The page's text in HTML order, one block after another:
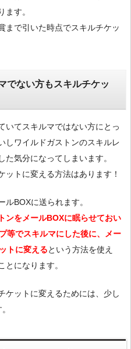
ます。
まで引いた時点でスキルチケッ
でない方もスキルチケッ
いてスキルマではない方にとっ
しワイルドガストンのスキルレ
気分になってしまいます。
トに変える方法はあります！
BOXに送られます。
ンをメールBOXに眠らせておい
等でスキルマにした後に、メー
トに変えるという方法を使え
とになります。
ケットに変えるためには、少し